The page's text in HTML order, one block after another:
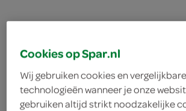
nasi / bami
Verstegen
Cookies op Spar.nl
Wij gebruiken cookies en vergelijkbare
technologieën wanneer je onze
gebruiken altijd strikt noodzakelijke